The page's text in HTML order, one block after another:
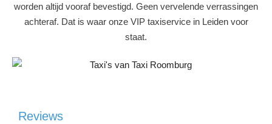
worden altijd vooraf bevestigd. Geen vervelende verrassingen
achteraf. Dat is waar onze VIP taxiservice in Leiden voor
staat.
Reviews